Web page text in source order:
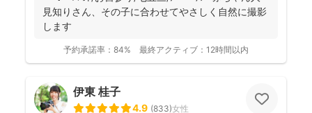
見知りさん、その子に合わせてやさしく自然に撮影
します
予約承諾率： 84% 最終アクティブ： 12時間以内
伊東 桂子
4.9 (833)女性